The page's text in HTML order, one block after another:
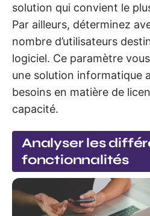
solution qui convient le
Par ailleurs, déterminez
nombre d’utilisateurs
logiciel. Ce paramètre
une solution informatique
besoins en matière de
capacité.
Analyser les
fonctionnalités